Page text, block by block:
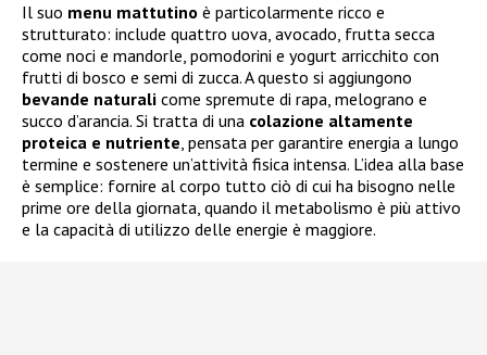
Il suo menu mattutino è particolarmente ricco e
strutturato: include quattro uova, avocado, frutta secca
come noci e mandorle, pomodorini e yogurt arricchito con
frutti di bosco e semi di zucca. A questo si aggiungono
bevande naturali come spremute di rapa, melograno e
succo d’arancia. Si tratta di una colazione altamente
proteica e nutriente, pensata per garantire energia a lungo
termine e sostenere un’attività fisica intensa. L’idea alla base
è semplice: fornire al corpo tutto ciò di cui ha bisogno nelle
prime ore della giornata, quando il metabolismo è più attivo
e la capacità di utilizzo delle energie è maggiore.